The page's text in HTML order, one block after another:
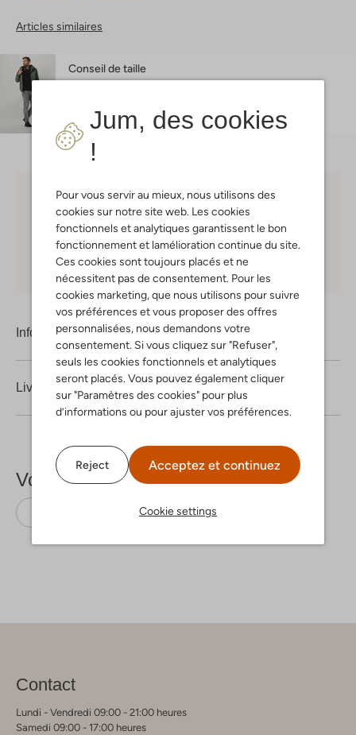
Jum, des cookies
!
Pour vous servir au mieux, nous utilisons des
cookies sur notre site web. Les cookies
fonctionnels et analytiques garantissent le bon
fonctionnement et lamélioration continue du site.
Ces cookies sont toujours placés et ne
nécessitent pas de consentement. Pour les
cookies marketing, que nous utilisons pour suivre
vos préférences et vous proposer des offres
personnalisées, nous demandons votre
consentement. Si vous cliquez sur "Refuser",
seuls les cookies fonctionnels et analytiques
seront placés. Vous pouvez également cliquer
sur "Paramètres des cookies" pour plus
d’informations ou pour ajuster vos préférences.
Reject Acceptez et continuez
Cookie settings
Articles similaires
Conseil de taille
Choisissez vous-même votre moment de livraison
30 joursde retours
Shopping en ligne en toute sécurité
Information produit
Livraison & retours
Voir plus
Peuterey Coton
Contact
Lundi - Vendredi 09:00 - 21:00 heures
Samedi 09:00 - 17:00 heures